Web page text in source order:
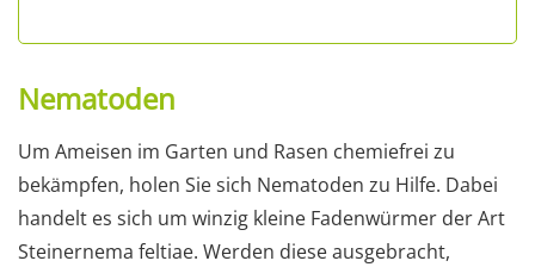
Nematoden
Um Ameisen im Garten und Rasen chemiefrei zu
bekämpfen, holen Sie sich Nematoden zu Hilfe. Dabei
handelt es sich um winzig kleine Fadenwürmer der Art
Steinernema feltiae. Werden diese ausgebracht,